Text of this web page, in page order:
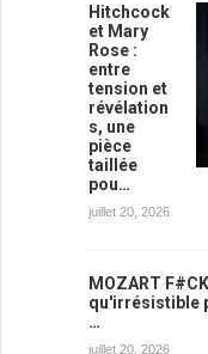
Hitchcock
et Mary
Rose :
entre
tension et
révélation
s, une
pièce
taillée
pou…
juillet 20, 2026
MOZART
qu'irrésistible
…
juillet 20, 2026